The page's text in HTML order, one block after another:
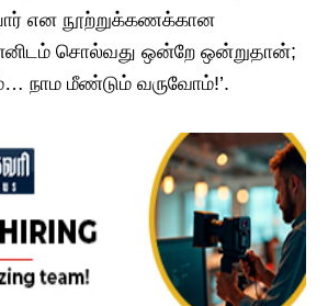
என நூற்றுக்கணக்கான
சொல்வது ஒன்றே ஒன்றுதான்;
நாம மீண்டும் வருவோம்!’.